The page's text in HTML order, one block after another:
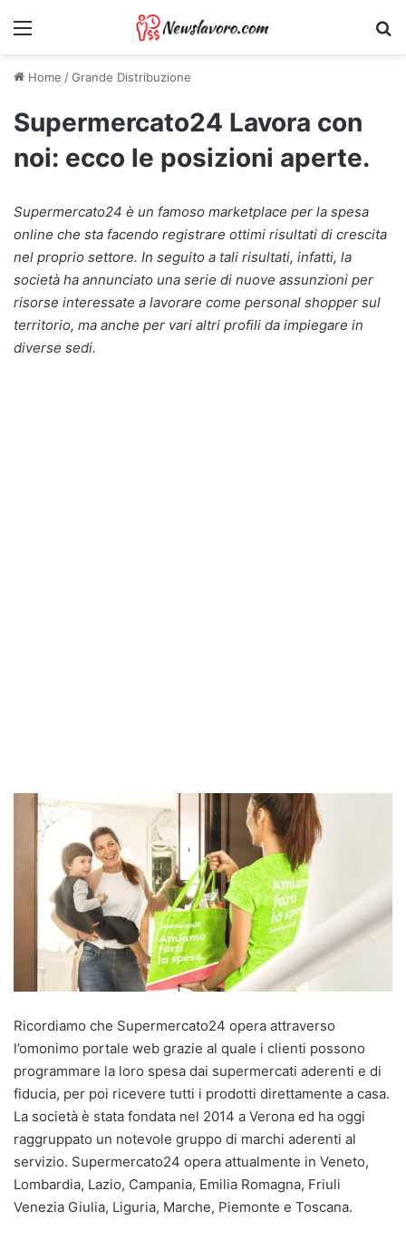
Menu
Home /Grande Distribuzione
Supermercato24 Lavora con
noi: ecco le posizioni aperte.
Supermercato24 è un famoso marketplace per la spesa
online che sta facendo registrare ottimi risultati di crescita
nel proprio settore. In seguito a tali risultati, infatti, la
società ha annunciato una serie di nuove assunzioni per
risorse interessate a lavorare come personal shopper sul
territorio, ma anche per vari altri profili da impiegare in
diverse sedi.
Ricordiamo che Supermercato24 opera attraverso
l’omonimo portale web grazie al quale i clienti possono
programmare la loro spesa dai supermercati aderenti e di
fiducia, per poi ricevere tutti i prodotti direttamente a casa.
La società è stata fondata nel 2014 a Verona ed ha oggi
raggruppato un notevole gruppo di marchi aderenti al
servizio. Supermercato24 opera attualmente in Veneto,
Lombardia, Lazio, Campania, Emilia Romagna, Friuli
Venezia Giulia, Liguria, Marche, Piemonte e Toscana.